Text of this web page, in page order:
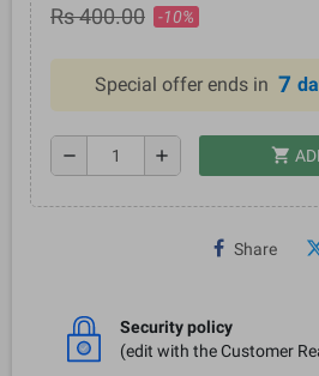
Rs 400.00 -10%
Special offer ends in 7
remove add shopping_cart
Share
Security policy
(edit with the Customer